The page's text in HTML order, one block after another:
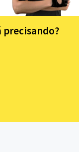
precisando?